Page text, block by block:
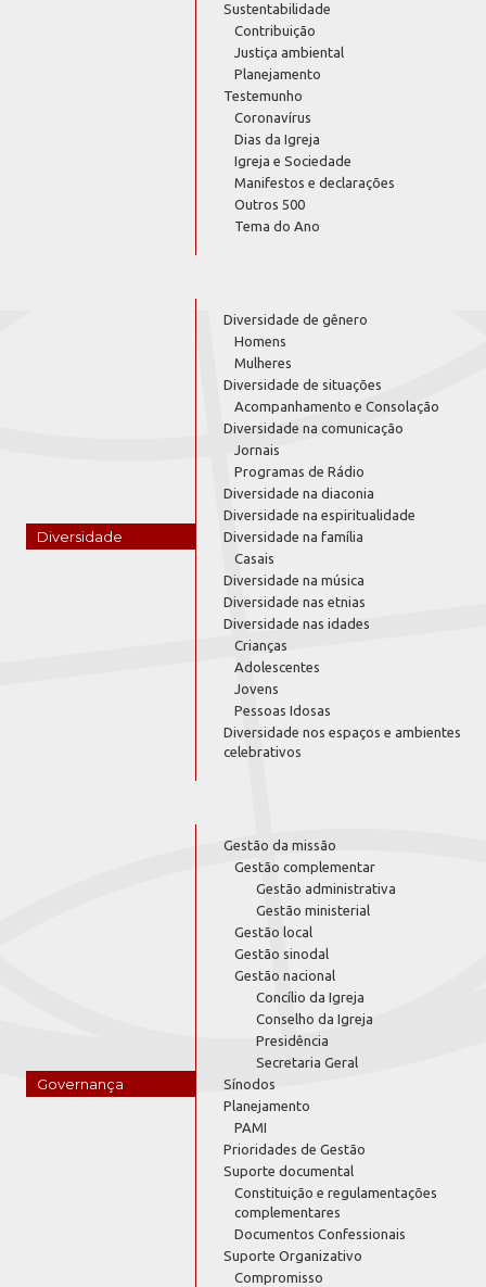
Sustentabilidade
Contribuição
Justiça ambiental
Planejamento
Testemunho
Coronavírus
Dias da Igreja
Igreja e Sociedade
Manifestos e declarações
Outros 500
Tema do Ano
Diversidade
Diversidade de gênero
Homens
Mulheres
Diversidade de situações
Acompanhamento e Consolação
Diversidade na comunicação
Jornais
Programas de Rádio
Diversidade na diaconia
Diversidade na espiritualidade
Diversidade na família
Casais
Diversidade na música
Diversidade nas etnias
Diversidade nas idades
Crianças
Adolescentes
Jovens
Pessoas Idosas
Diversidade nos espaços e ambientes
celebrativos
Governança
Gestão da missão
Gestão complementar
Gestão administrativa
Gestão ministerial
Gestão local
Gestão sinodal
Gestão nacional
Concílio da Igreja
Conselho da Igreja
Presidência
Secretaria Geral
Sínodos
Planejamento
PAMI
Prioridades de Gestão
Suporte documental
Constituição e regulamentações
complementares
Documentos Confessionais
Suporte Organizativo
Compromisso